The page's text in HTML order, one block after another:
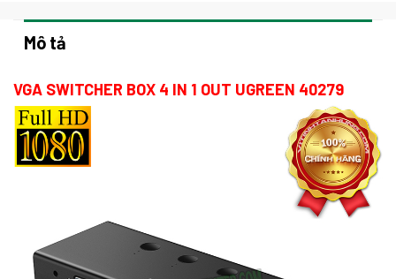
Mô tả
VGA SWITCHER BOX 4 IN 1 OUT UGREEN 40279